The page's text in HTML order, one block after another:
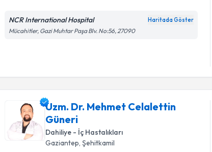
NCR International Hospital Haritada Göster
Mücahitler, Gazi Muhtar Paşa Blv. No:56, 27090
Uzm. Dr. Mehmet Celalettin
Güneri
Dahiliye - İç Hastalıkları
Gaziantep, Şehitkamil